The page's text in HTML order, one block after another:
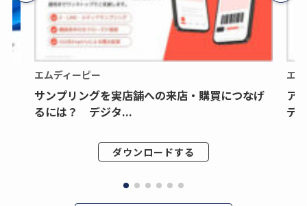
エムディーピー
サンプリングを実店舗への来店・購買につなげ
るには？ デジタ...
ダウンロードする
エ
ア
デ